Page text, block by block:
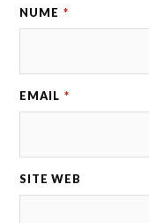
NUME *
EMAIL *
SITE WEB